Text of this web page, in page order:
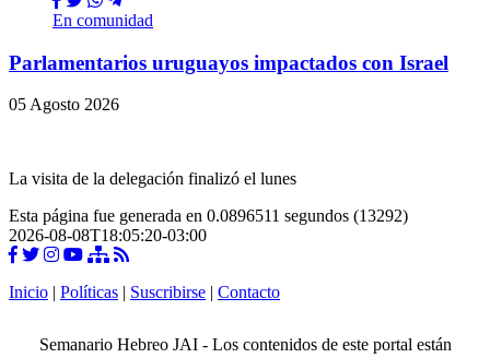
En comunidad
Parlamentarios uruguayos impactados con Israel
05 Agosto 2026
La visita de la delegación finalizó el lunes
Esta página fue generada en 0.0896511 segundos (13292)
2026-08-08T18:05:20-03:00
Inicio | Políticas | Suscribirse | Contacto
Semanario Hebreo JAI - Los contenidos de este portal están